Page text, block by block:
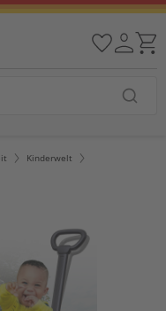
Kinderwelt